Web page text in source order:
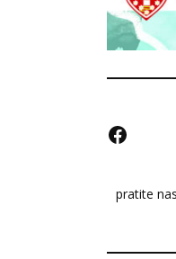
apratite